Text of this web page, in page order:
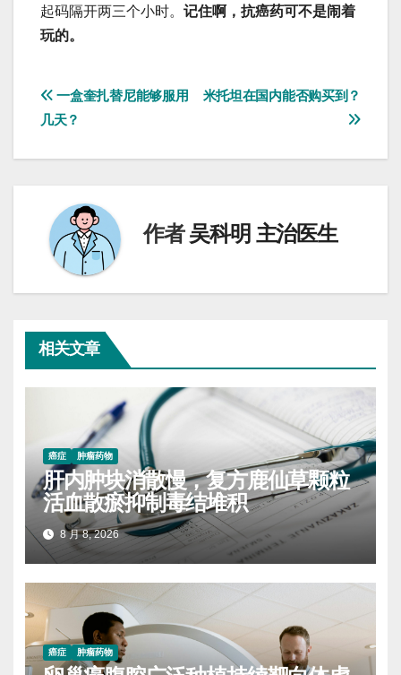
起码隔开两三个小时。 记住啊，抗癌药可不是闹着
玩的。
文
章
航
米托坦在国内能否购买到？
一盒奎扎替尼能够服用
几天？
作者吴科明 主治医生
相关文章
癌症 肿瘤药物
肝内肿块消散慢，复方鹿仙草颗粒
活血散瘀抑制毒结堆积
8 月 8, 2026
癌症 肿瘤药物